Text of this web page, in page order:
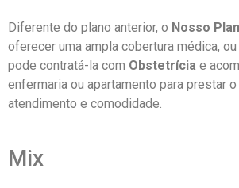
Diferente do plano anterior, o Nosso
oferecer uma ampla cobertura médica,
pode contratá-la com Obstetrícia e
enfermaria ou apartamento para prestar
atendimento e comodidade.
Mix